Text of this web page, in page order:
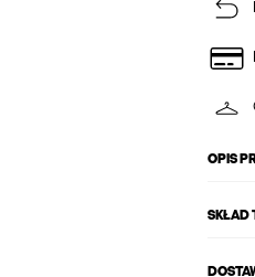
OPIS
SKŁAD